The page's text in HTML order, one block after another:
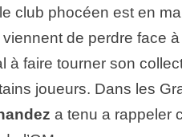
club phocéen est en
de perdre face
à faire tourner son
joueurs. Dans les
a tenu a rappeler